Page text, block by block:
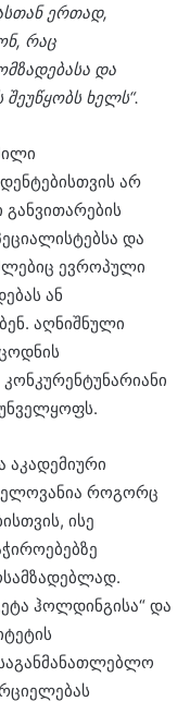
ერთად,
რაც
და
შეუწყობს ხელს“.
არ
და
ევროპული
ან
აღნიშნული
აკადემიური
როგორც
ისე
ჰოლდინგისა“ და